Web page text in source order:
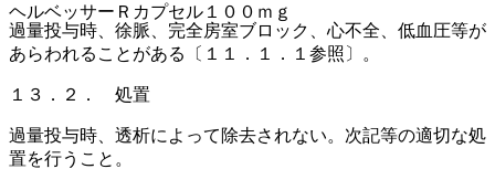
ヘルベッサーＲカプセル１００ｍｇ
過量投与時、徐脈、完全房室ブロック、心不全、低血圧等が
あらわれることがある〔１１．１．１参照〕。
１３．２． 処置
過量投与時、透析によって除去されない。次記等の適切な処
置を行うこと。